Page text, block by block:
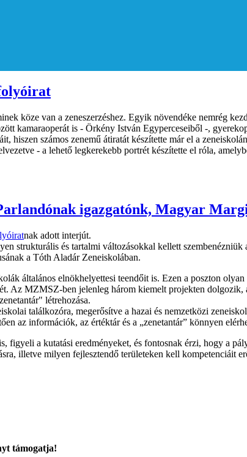
köze van a zeneszerzéshez. Egyik növendéke nemrég
kamaraoperát is - Örkény István Egyperceseiből -,
hiszen számos zenemű átiratát készítette már el a
- a lehető legkerekebb portrét készítette el róla,
igazgatónk, Magyar
nak adott interjút.
strukturális és tartalmi változásokkal kellett
a Tóth Aladár Zeneiskolában.
általános elnökhelyettesi teendőit is. Ezen a poszton
Az MZMSZ-ben jelenleg három kiemelt projekten dolgozik,
létrehozása.
találkozóra, megerősítve a hazai és nemzetközi
az információk, az értéktár és a „zenetantár” könnyen
figyeli a kutatási eredményeket, és fontosnak érzi, hogy a
illetve milyen fejlesztendő területeken kell kompetenciáit
támogatja!